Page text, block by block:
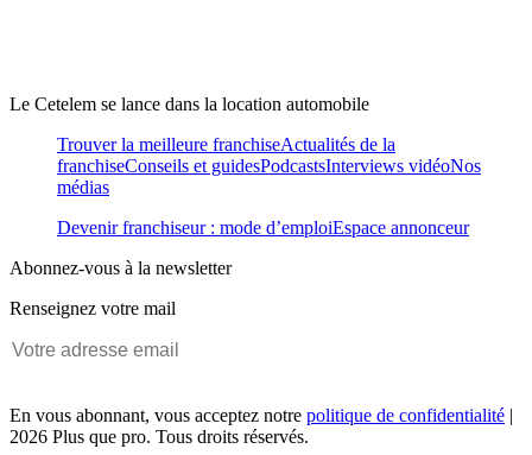
Le Cetelem se lance dans la location automobile
Trouver la meilleure franchiseActualités de la
franchiseConseils et guidesPodcastsInterviews vidéoNos
médias
Devenir franchiseur : mode d’emploiEspace annonceur
Abonnez-vous à la newsletter
Renseignez votre mail
En vous abonnant, vous acceptez notre politique de confidentialité |
2026 Plus que pro. Tous droits réservés.